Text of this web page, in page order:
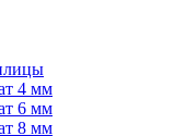
4 мм
6 мм
8 мм